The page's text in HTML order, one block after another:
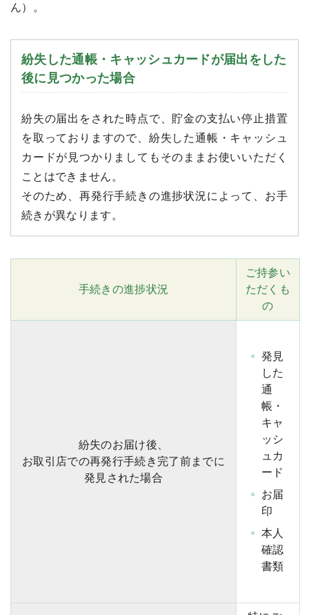
ん）。
紛失した通帳・キャッシュカードが届出をした
後に見つかった場合
紛失の届出をされた時点で、貯金の支払い停止措置
を取っておりますので、紛失した通帳・キャッシュ
カードが見つかりましてもそのままお使いいただく
ことはできません。
そのため、再発行手続きの進捗状況によって、お手
続きが異なります。
手続きの進捗状況
ご持参い
ただくも
の
紛失のお届け後、
お取引店での再発行手続き完了前までに
発見された場合
発見
した
通
帳・
キャ
ッシ
ュカ
ード
お届
印
本人
確認
書類